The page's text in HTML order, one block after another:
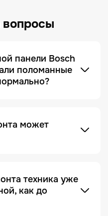
панели Bosch
поломанные
и увидеть, что
может
диагностики, когда
Чтобы ее
техника должна
техника уже
как до